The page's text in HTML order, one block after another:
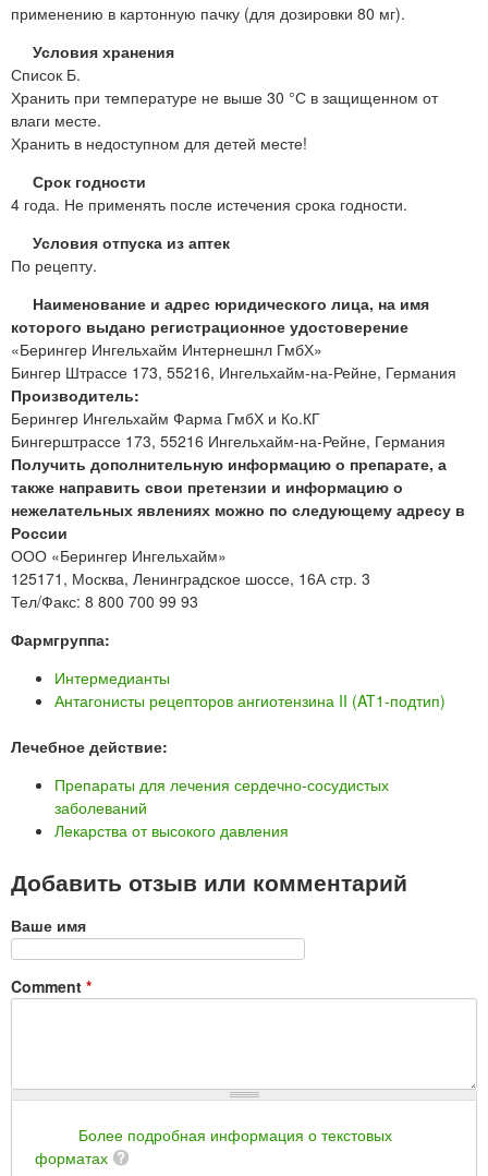
применению в картонную пачку (для дозировки 80 мг).
Условия хранения
Список Б.
Хранить при температуре не выше 30 °С в защищенном от
влаги месте.
Хранить в недоступном для детей месте!
Срок годности
4 года. Не применять после истечения срока годности.
Условия отпуска из аптек
По рецепту.
Наименование и адрес юридического лица, на имя
которого выдано регистрационное удостоверение
«Берингер Ингельхайм Интернешнл ГмбХ»
Бингер Штрассе 173, 55216, Ингельхайм-на-Рейне, Германия
Производитель:
Берингер Ингельхайм Фарма ГмбХ и Ко.КГ
Бингерштрассе 173, 55216 Ингельхайм-на-Рейне, Германия
Получить дополнительную информацию о препарате, а
также направить свои претензии и информацию о
нежелательных явлениях можно по следующему адресу в
России
ООО «Берингер Ингельхайм»
125171, Москва, Ленинградское шоссе, 16А стр. 3
Тел/Факс: 8 800 700 99 93
Фармгруппа:
Интермедианты
Антагонисты рецепторов ангиотензина II (AT1-подтип)
Лечебное действие:
Препараты для лечения сердечно-сосудистых
заболеваний
Лекарства от высокого давления
Добавить отзыв или комментарий
Ваше имя
Comment *
Более подробная информация о текстовых
форматах